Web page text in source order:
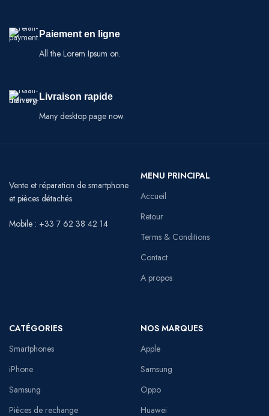
Paiement en ligne
All the Lorem Ipsum on.
Livraison rapide
Many desktop page now.
Vente et réparation de smartphone
et pièces détachés
Mobile : +33 7 62 38 42 14
MENU PRINCIPAL
Accueil
Retour
Terms & Conditions
Contact
A propos
CATÉGORIES
Smartphones
iPhone
Samsung
Pièces de rechange
NOS MARQUES
Apple
Samsung
Oppo
Huawei